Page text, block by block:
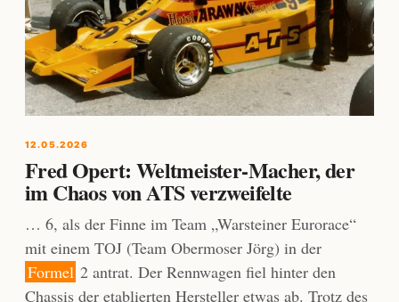
12.05.2026
Fred Opert: Weltmeister-Macher, der
im Chaos von ATS verzweifelte
… 6, als der Finne im Team „Warsteiner Eurorace“
mit einem TOJ (Team Obermoser Jörg) in der
Formel 2 antrat. Der Rennwagen fiel hinter den
Chassis der etablierten Hersteller etwas ab. Trotz des